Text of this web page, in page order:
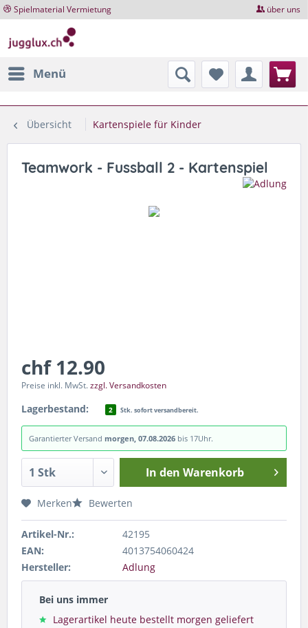
Spielmaterial Vermietung über uns
Menü
Übersicht Kartenspiele für Kinder
Teamwork - Fussball 2 - Kartenspiel
chf 12.90
Preise inkl. MwSt.zzgl. Versandkosten
Lagerbestand: 2 Stk. sofort versandbereit.
Garantierter Versand morgen, 07.08.2026 bis 17Uhr.
In den Warenkorb
Merken Bewerten
Artikel-Nr.:
42195
EAN:
4013754060424
Hersteller:
Adlung
Bei uns immer
Lagerartikel heute bestellt morgen geliefert